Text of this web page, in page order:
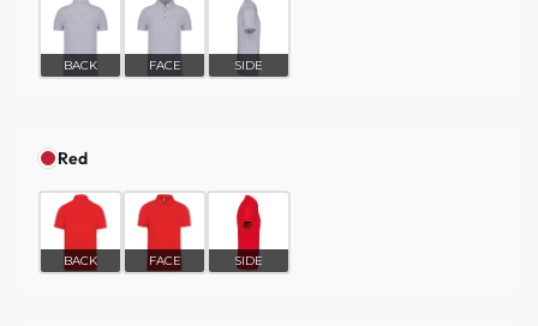
BACK FACE SIDE
Red
BACK FACE SIDE